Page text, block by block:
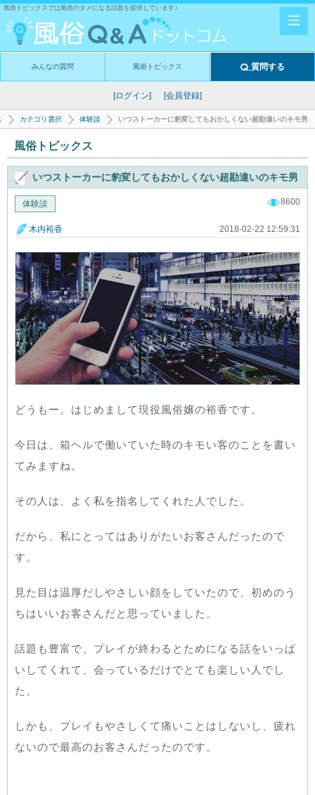
風俗トピックスでは風俗のタメになる話題を提供しています♪
みんなの質問 風俗トピックス 質問する
[ログイン] [会員登録]
カテゴリ選択 体験談 いつストーカーに豹変してもおかしくない超勘違いのキモ男
風俗トピックス
いつストーカーに豹変してもおかしくない超勘違いのキモ男
体験談 8600
木内裕香 2018-02-22 12:59:31
どうもー。はじめまして現役風俗嬢の裕香です。
今日は、箱ヘルで働いていた時のキモい客のことを書い
てみますね。
その人は、よく私を指名してくれた人でした。
だから、私にとってはありがたいお客さんだったので
す。
見た目は温厚だしやさしい顔をしていたので、初めのう
ちはいいお客さんだと思っていました。
話題も豊富で、プレイが終わるとためになる話をいっぱ
いしてくれて、会っているだけでとても楽しい人でし
た。
しかも、プレイもやさしくて痛いことはしないし、疲れ
ないので最高のお客さんだったのです。